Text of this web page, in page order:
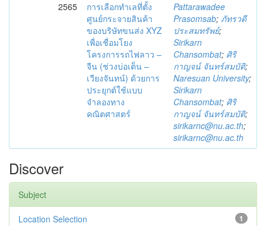
2565
การเลือกทำเลที่ตั้ง
ศูนย์กระจายสินค้า
ของบริษัทขนส่ง XYZ
เพื่อเชื่อมโยง
โครงการรถไฟลาว –
จีน (ช่วงบ่อเต็น –
เวียงจันทน์) ด้วยการ
ประยุกต์ใช้แบบ
จำลองทาง
คณิตศาสตร์
Pattarawadee
Prasomsab; ภัทรวดี
ประสมทรัพย์;
Sirikarn
Chansombat; ศิริ
กาญจน์ จันทร์สมบัติ;
Naresuan University;
Sirikarn
Chansombat; ศิริ
กาญจน์ จันทร์สมบัติ;
sirikarnc@nu.ac.th;
sirikarnc@nu.ac.th
Discover
Subject
1
Location Selection